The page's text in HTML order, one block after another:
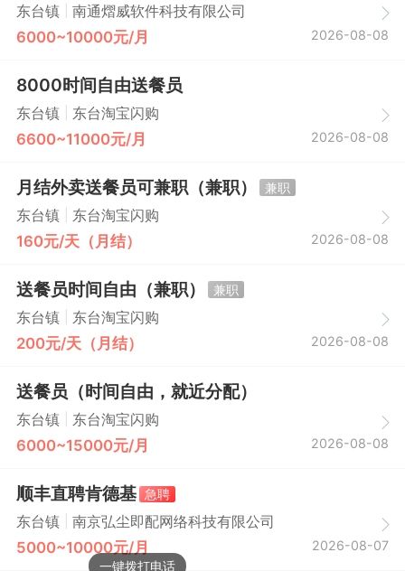
东台镇 南通熠威软件科技有限公司
6000~10000元/月 2026-08-08
8000时间自由送餐员
东台镇 东台淘宝闪购
6600~11000元/月 2026-08-08
月结外卖送餐员可兼职（兼职）
兼职
东台镇
东台淘宝闪购
160元/天（月结） 2026-08-08
送餐员时间自由（兼职）
兼职
东台镇
东台淘宝闪购
200元/天（月结） 2026-08-08
送餐员（时间自由，就近分配）
东台镇 东台淘宝闪购
6000~15000元/月 2026-08-08
顺丰直聘肯德基 急聘
东台镇
南京弘尘即配网络科技有限公司
5000~10000元/月
2026-08-07
一键拨打电话